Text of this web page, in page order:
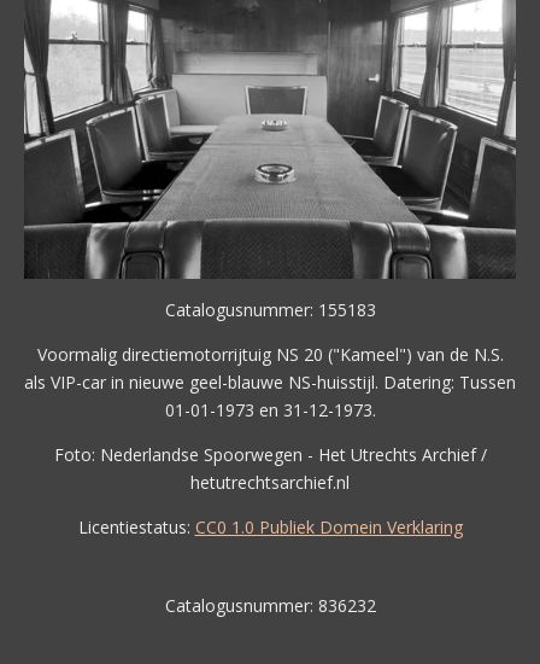
Catalogusnummer: 155183
Voormalig directiemotorrijtuig NS 20 ("Kameel") van de N.S.
als VIP-car in nieuwe geel-blauwe NS-huisstijl. Datering: Tussen
01-01-1973 en 31-12-1973.
Foto: Nederlandse Spoorwegen - Het Utrechts Archief /
hetutrechtsarchief.nl
Licentiestatus: CC0 1.0 Publiek Domein Verklaring
Catalogusnummer: 836232